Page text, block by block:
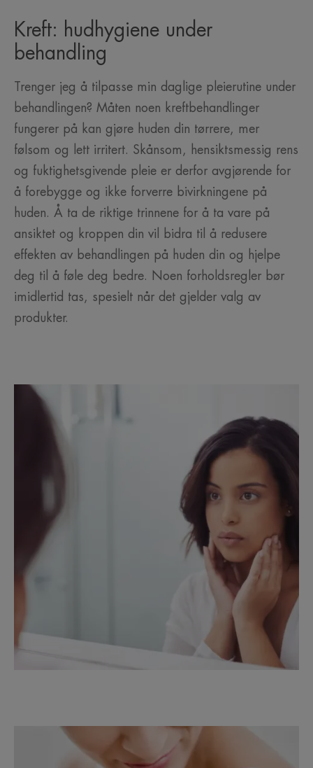
Kreft: hudhygiene under
behandling
Trenger jeg å tilpasse min daglige pleierutine under
behandlingen? Måten noen kreftbehandlinger
fungerer på kan gjøre huden din tørrere, mer
følsom og lett irritert. Skånsom, hensiktsmessig rens
og fuktighetsgivende pleie er derfor avgjørende for
å forebygge og ikke forverre bivirkningene på
huden. Å ta de riktige trinnene for å ta vare på
ansiktet og kroppen din vil bidra til å redusere
effekten av behandlingen på huden din og hjelpe
deg til å føle deg bedre. Noen forholdsregler bør
imidlertid tas, spesielt når det gjelder valg av
produkter.